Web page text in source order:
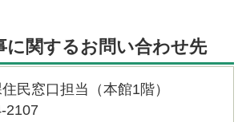
に関するお問い合わせ先
民窓口担当（本館1階）
2107